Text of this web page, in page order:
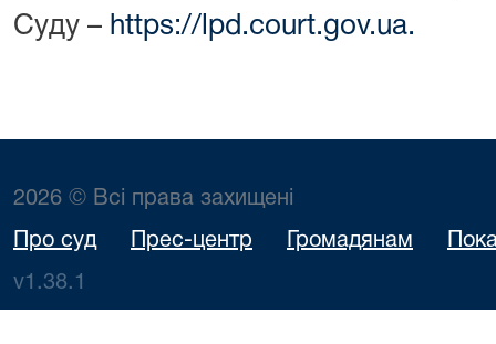
Суду – https://lpd.court.gov.ua.
2026 © Всі права захищені
Про суд Прес-центр Громадянам
v1.38.1